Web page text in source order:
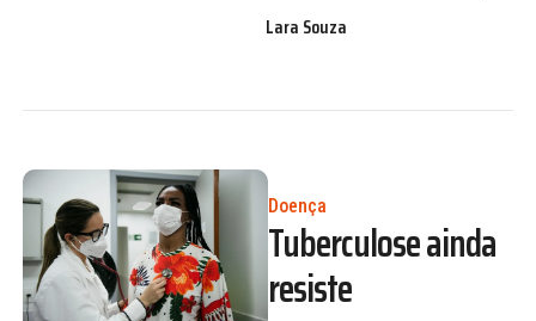
Lara Souza
Doença
Tuberculose ainda
resiste